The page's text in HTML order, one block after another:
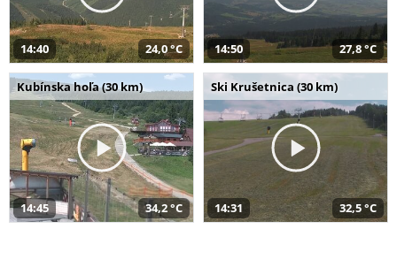
14:40 24,0 °C 14:50 27,8 °C
Kubínska hoľa (30 km)
14:45 34,2 °C
Ski Krušetnica (30 km)
14:31 32,5 °C